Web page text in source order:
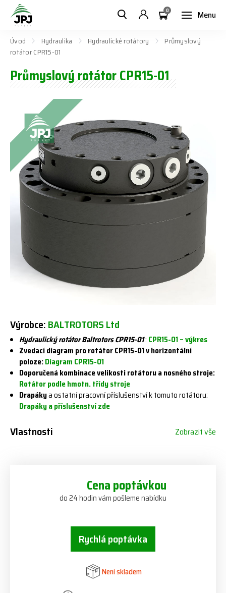
Menu
0
Úvod Hydraulika Hydraulické rotátory
Průmyslový
rotátor CPR15-01
Průmyslový rotátor CPR15-01
Výrobce:BALTROTORS Ltd
Hydraulický rotátor Baltrotors CPR15-01: CPR15-01 – výkres
Zvedací diagram pro rotátor CPR15-01 v horizontální
poloze:Diagram CPR15-01
Doporučená kombinace velikosti rotátoru a nosného stroje:
Rotátor podle hmotn. třídy stroje
Drapákya ostatní pracovní příslušenství k tomuto rotátoru:
Drapáky a příslušenství zde
Vlastnosti Zobrazit vše
Cena poptávkou
do 24 hodin vám pošleme nabídku
Rychlá poptávka
Není skladem